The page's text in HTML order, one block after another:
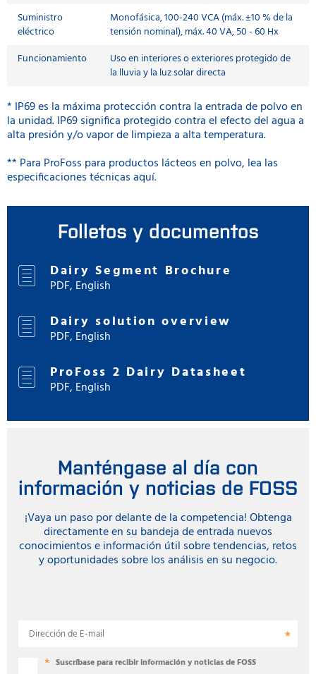
Suministro
eléctrico
Monofásica, 100-240 VCA (máx. ±10 % de la
tensión nominal), máx. 40 VA, 50 - 60 Hx
Funcionamiento
Uso en interiores o exteriores protegido de
la lluvia y la luz solar directa
* IP69 es la máxima protección contra la entrada de polvo en
la unidad. IP69 significa protegido contra el efecto del agua a
alta presión y/o vapor de limpieza a alta temperatura.
** Para ProFoss para productos lácteos en polvo, lea las
especificaciones técnicas aquí.
Folletos y documentos
Dairy Segment Brochure
PDF, English
Dairy solution overview
PDF, English
ProFoss 2 Dairy Datasheet
PDF, English
Manténgase al día con
información y noticias de FOSS
¡Vaya un paso por delante de la competencia! Obtenga
directamente en su bandeja de entrada nuevos
conocimientos e información útil sobre tendencias, retos
y oportunidades sobre los análisis en su negocio.
Dirección de E-mail
Suscríbase para recibir información y noticias de FOSS